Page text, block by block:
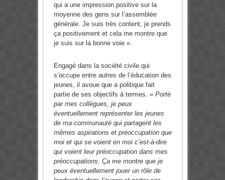
qui a une impression positive sur la
moyenne des gens sur l’assemblée
générale. Je suis très content, je prends
ça positivement et cela me montre que
je suis sur la bonne voie ».
Engagé dans la société civile qui
s’occupe entre autres de l’éducation des
jeunes, il avoue que a politique fait
partie de ses objectifs à termes. « Porté
par mes collègues, je peux
éventuellement représenter les jeunes
de ma communauté qui partagent les
mêmes aspirations et préoccupation que
moi et qui se voient en moi c’est-à-dire
qui voient leur préoccupation dans mes
préoccupations. Ça me montre que je
peux éventuellement jouer un rôle de